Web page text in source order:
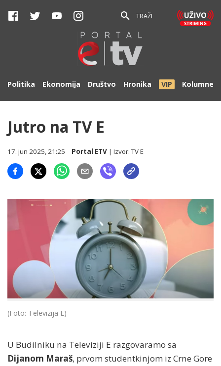
TRAŽI
Politika Ekonomija Društvo Hronika VIP Kolumne
Jutro na TV E
17. jun 2025, 21:25 Portal ETV | Izvor:TV E
(Foto: Televizija E)
U Budilniku na Televiziji E razgovaramo sa
Dijanom Maraš, prvom studentkinjom iz Crne Gore